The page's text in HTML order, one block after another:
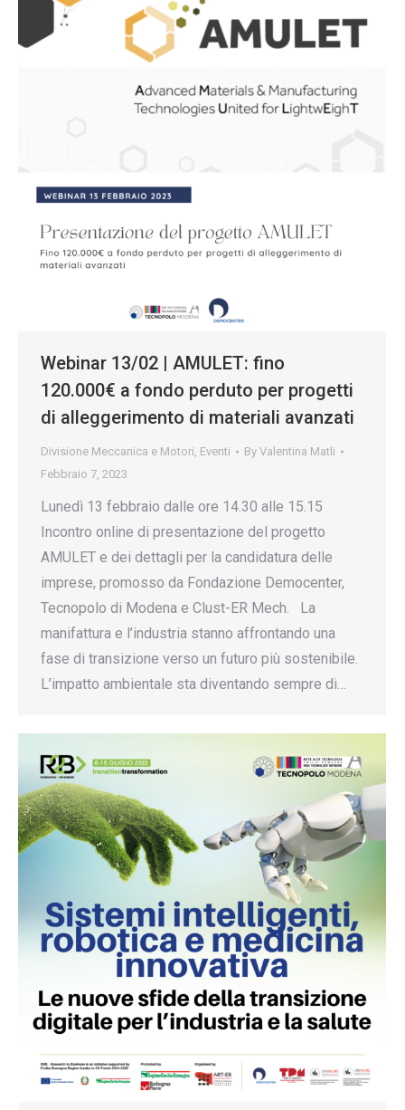
Webinar 13/02 | AMULET: fino
120.000€ a fondo perduto per progetti
di alleggerimento di materiali avanzati
Divisione Meccanica e Motori, Eventi By Valentina Matli
Febbraio 7, 2023
Lunedì 13 febbraio dalle ore 14.30 alle 15.15
Incontro online di presentazione del progetto
AMULET e dei dettagli per la candidatura delle
imprese, promosso da Fondazione Democenter,
Tecnopolo di Modena e Clust-ER Mech. La
manifattura e l’industria stanno affrontando una
fase di transizione verso un futuro più sostenibile.
L’impatto ambientale sta diventando sempre di…